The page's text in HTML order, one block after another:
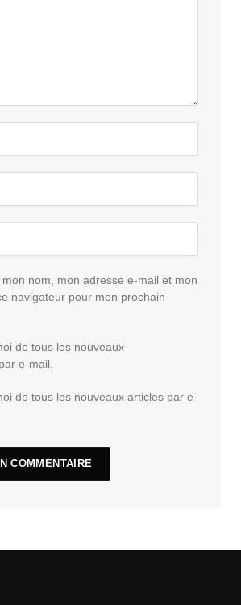
nom, mon adresse e-mail et mon
navigateur pour mon prochain
de tous les nouveaux
e-mail.
de tous les nouveaux articles par e-